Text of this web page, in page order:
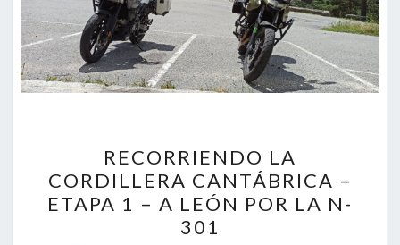
LA
CORDILLERA
CANTÁBRICA
–
RECORRIENDO LA
CORDILLERA CANTÁBRICA –
ETAPA 1 – A LEÓN POR LA N-
301